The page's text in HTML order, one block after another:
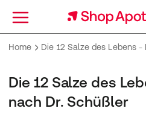
Menü
Home Die 12 Salze des Lebens
Die 12 Salze des
nach Dr. Schüßler